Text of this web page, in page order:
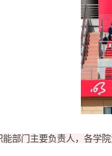
能部门主要负责人，各学